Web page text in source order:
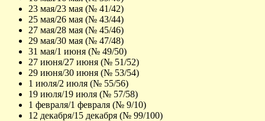
23 мая/23 мая (№ 41/42)
25 мая/26 мая (№ 43/44)
27 мая/28 мая (№ 45/46)
29 мая/30 мая (№ 47/48)
31 мая/1 июня (№ 49/50)
27 июня/27 июня (№ 51/52)
29 июня/30 июня (№ 53/54)
1 июля/2 июля (№ 55/56)
19 июля/19 июля (№ 57/58)
1 февраля/1 февраля (№ 9/10)
12 декабря/15 декабря (№ 99/100)